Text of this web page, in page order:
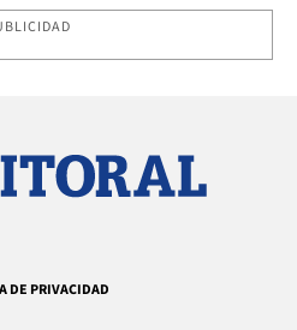
DE PRIVACIDAD